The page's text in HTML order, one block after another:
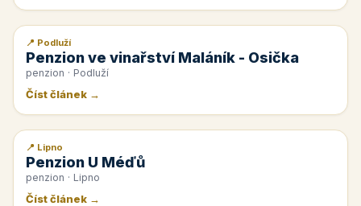
📰 PR článek
📍 Podluží
Penzion ve vinařství Maláník - Osička
penzion · Podluží
Číst článek →
📰 PR článek
📍 Lipno
Penzion U Méďů
penzion · Lipno
Číst článek →